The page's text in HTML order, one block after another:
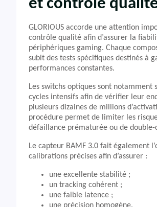
et contrôle
GLORIOUS accorde une attention
contrôle qualité afin d’assurer la
périphériques gaming. Chaque
subit des tests spécifiques destinés à
performances constantes.
Les switchs optiques sont notamment
cycles intensifs afin de vérifier leur
plusieurs dizaines de millions
procédure permet de limiter les
défaillance prématurée ou de double-
Le capteur BAMF 3.0 fait également
calibrations précises afin d’assurer :
une excellente stabilité ;
un tracking cohérent ;
une faible latence ;